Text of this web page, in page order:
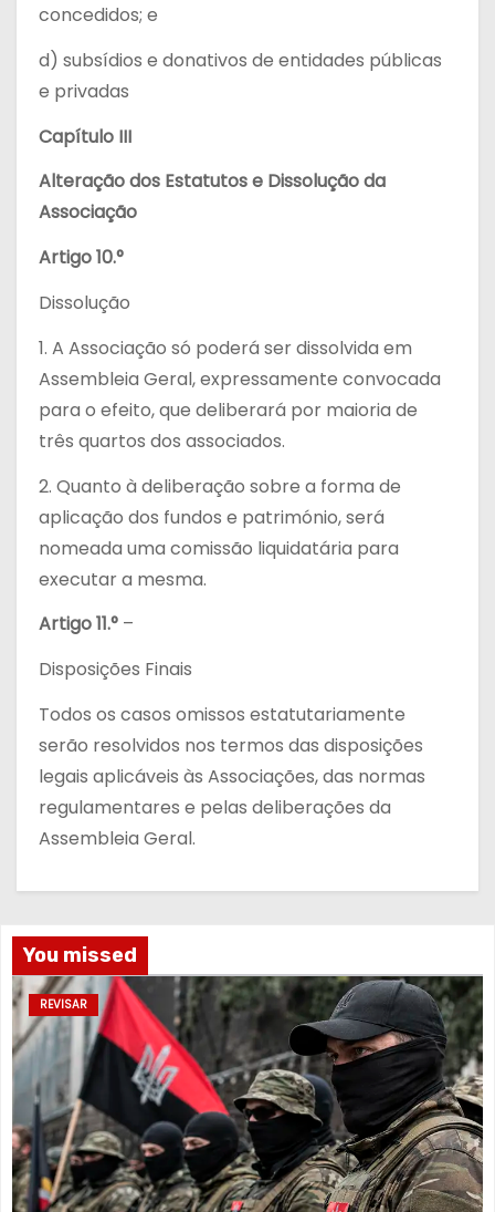
concedidos; e
d) subsídios e donativos de entidades públicas
e privadas
Capítulo III
Alteração dos Estatutos e Dissolução da
Associação
Artigo 10.°
Dissolução
1. A Associação só poderá ser dissolvida em
Assembleia Geral, expressamente convocada
para o efeito, que deliberará por maioria de
três quartos dos associados.
2. Quanto à deliberação sobre a forma de
aplicação dos fundos e património, será
nomeada uma comissão liquidatária para
executar a mesma.
Artigo 11.° –
Disposições Finais
Todos os casos omissos estatutariamente
serão resolvidos nos termos das disposições
legais aplicáveis às Associações, das normas
regulamentares e pelas deliberações da
Assembleia Geral.
You missed
REVISAR